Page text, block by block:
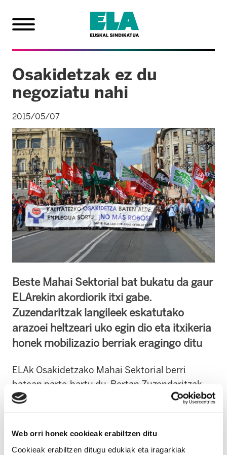
Web orri honek cookieak erabiltzen ditu
Cookieak erabiltzen ditugu edukiak eta iragarkiak
Osakidetzak ez du
negoziatu nahi
2015/05/07
Beste Mahai Sektorial bat bukatu da gaur
ELArekin akordiorik itxi gabe.
Zuzendaritzak langileek eskatutako
arazoei heltzeari uko egin dio eta itxikeria
honek mobilizazio berriak eragingo ditu
ELAk Osakidetzako Mahai Sektorial berri
batean parte-hartu du. Bertan Zuzendaritzak
OPEko oinarriak ez diren edozein gai
eztabaidatzeari uko egin dio. OPE horretako